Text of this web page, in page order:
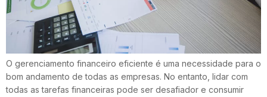
O gerenciamento financeiro eficiente é uma necessidade para o
bom andamento de todas as empresas. No entanto, lidar com
todas as tarefas financeiras pode ser desafiador e consumir